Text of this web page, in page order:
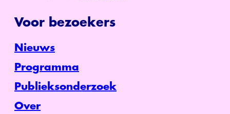
Voor bezoekers
Nieuws
Programma
Publieksonderzoek
Over